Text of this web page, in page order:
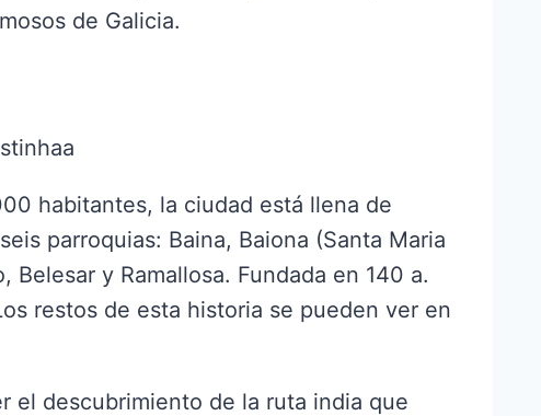
de Galicia.
habitantes, la ciudad está llena de
parroquias: Baina, Baiona (Santa Maria
Belesar y Ramallosa. Fundada en 140 a.
restos de esta historia se pueden ver en
el descubrimiento de la ruta india que